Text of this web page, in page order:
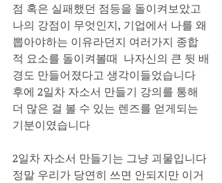
점 혹은 실패했던 점등을 돌이켜보았고
나의 강점이 무엇인지, 기업에서 나를 왜
뽑아야하는 이유라던지 여러가지 종합
적 요소를 돌이켜볼때  나자신의 큰 뒷 배
경도 만들어졌다고 생각이들었습니다
후에 2일차 자소서 만들기 강의를 통해
더 많은 걸 볼 수 있는 렌즈를 얻게되는
기분이였습니다
2일차 자소서 만들기는 그냥 괴물입니다
정말 우리가 당연히 쓰면 안되지만 이거